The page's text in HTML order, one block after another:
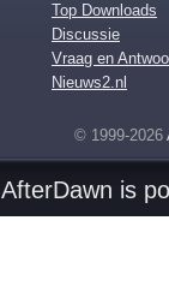
Top Downloads
Discussie
Vraag en
Nieuws2.nl
© 1999-2026
AfterDawn is